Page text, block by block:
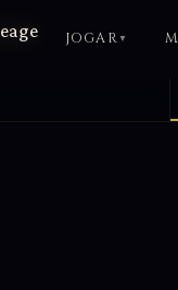
JOGAR ▼